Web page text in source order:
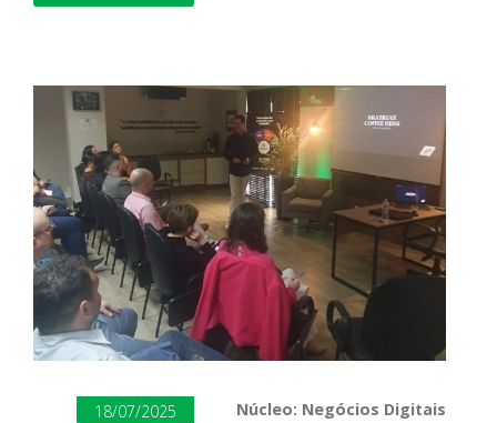
18/07/2025 Núcleo: Negócios Digitais